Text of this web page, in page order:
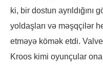
ki, bir dostun ayrıldığını
yoldaşları və məşqçilər
etməyə kömək etdi.
Kroos kimi oyunçular